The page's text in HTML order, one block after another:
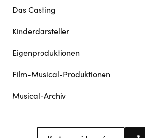
Das Casting
Kinderdarsteller
Eigenproduktionen
Film-Musical-Produktionen
Musical-Archiv